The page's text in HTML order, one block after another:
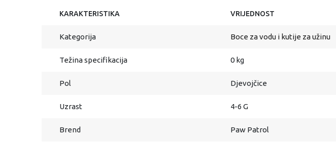
KARAKTERISTIKA VRIJEDNOST
Kategorija Boce za vodu i kutije za užinu
Težina specifikacija 0 kg
Pol Djevojčice
Uzrast 4-6 G
Brend Paw Patrol